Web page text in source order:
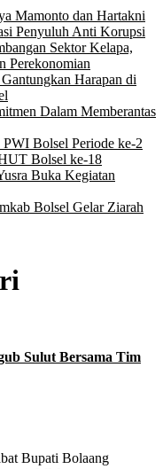
Mamonto dan Hartakni
Penyuluh Anti Korupsi
Sektor Kelapa,
Perekonomian
Harapan di
Dalam Memberantas
Bolsel Periode ke-2
Bolsel ke-18
Buka Kegiatan
Bolsel Gelar Ziarah
Sulut Bersama Tim
Bupati Bolaang